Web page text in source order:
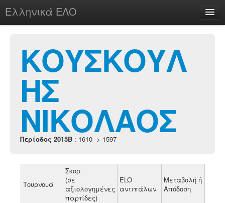
Ελληνικά ΕΛΟ
chesstu.be @ discord
Login
ΚΟΥΣΚΟΥΛ
ΗΣ
ΝΙΚΟΛΑΟΣ
Περίοδος 2015B : 1610 -> 1597
Τουρνουά
Σκορ
(σε
αξιολογημένες
παρτίδες)
ELO
αντιπάλων
Μεταβολή ή
Απόδοση